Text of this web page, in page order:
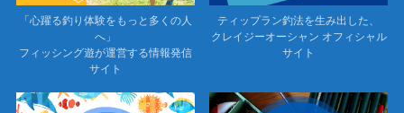
「心躍る釣り体験をもっと多くの人
へ」
フィッシング遊が運営する情報発信
サイト
ティップラン釣法を生み出した、
クレイジーオーシャン オフィシャル
サイト